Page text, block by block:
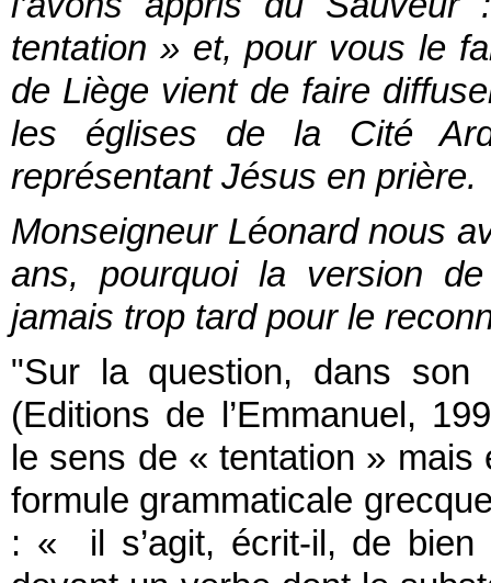
tentation » et, pour vous le
de Liège vient de faire
les églises de la Cité
représentant Jésus en prière.
Monseigneur Léonard nous
ans, pourquoi la version
jamais trop tard pour le
"Sur la question, dans
(Editions de l’Emmanuel,
le sens de « tentation »
formule grammaticale
: « il s’agit, écrit-il, de bien